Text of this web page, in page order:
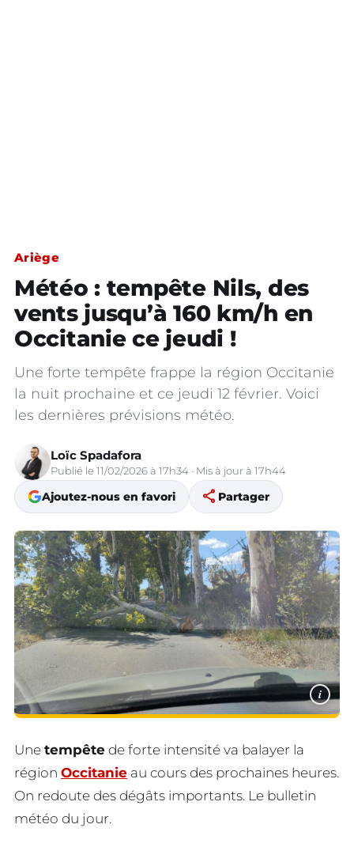
Ariège
Météo : tempête Nils, des
vents jusqu’à 160 km/h en
Occitanie ce jeudi !
Une forte tempête frappe la région Occitanie
la nuit prochaine et ce jeudi 12 février. Voici
les dernières prévisions météo.
Loïc Spadafora
Publié le 11/02/2026 à 17h34 · Mis à jour à 17h44
Ajoutez-nous en favori share Partager
i
Une tempête de forte intensité va balayer la
région Occitanie au cours des prochaines heures.
On redoute des dégâts importants. Le bulletin
météo du jour.